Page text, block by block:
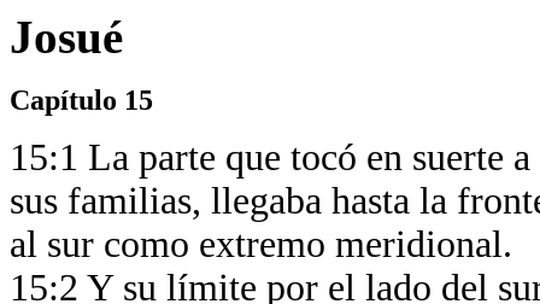
Josué
Capítulo 15
15:1 La parte que tocó en suerte
sus familias, llegaba hasta la
al sur como extremo meridional.
15:2 Y su límite por el lado del